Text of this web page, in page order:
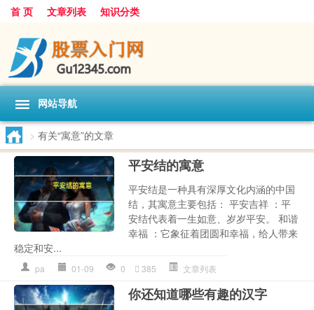
首 页 文章列表 知识分类
网站导航
> 有关“寓意”的文章
平安结的寓意
平安结是一种具有深厚文化内涵的中国
结，其寓意主要包括： 平安吉祥 ：平
安结代表着一生如意、岁岁平安。 和谐
幸福 ：它象征着团圆和幸福，给人带来
稳定和安...
pa 01-09 0 385 文章列表
你还知道哪些有趣的汉字